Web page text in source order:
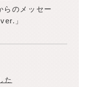
らのメッセー
」
た